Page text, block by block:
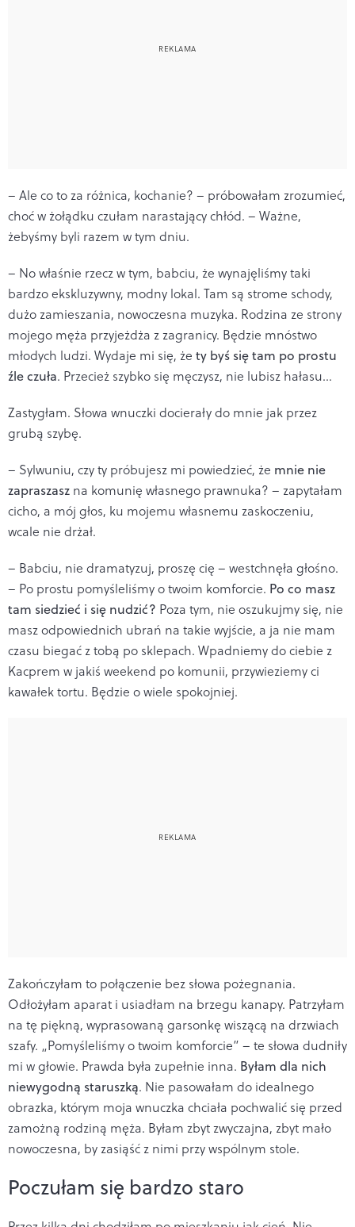
– Ale co to za różnica, kochanie? – próbowałam zrozumieć,
choć w żołądku czułam narastający chłód. – Ważne,
żebyśmy byli razem w tym dniu.
– No właśnie rzecz w tym, babciu, że wynajęliśmy taki
bardzo ekskluzywny, modny lokal. Tam są strome schody,
dużo zamieszania, nowoczesna muzyka. Rodzina ze strony
mojego męża przyjeżdża z zagranicy. Będzie mnóstwo
młodych ludzi. Wydaje mi się, że ty byś się tam po prostu
źle czuła. Przecież szybko się męczysz, nie lubisz hałasu...
Zastygłam. Słowa wnuczki docierały do mnie jak przez
grubą szybę.
– Sylwuniu, czy ty próbujesz mi powiedzieć, że mnie nie
zapraszasz na komunię własnego prawnuka? – zapytałam
cicho, a mój głos, ku mojemu własnemu zaskoczeniu,
wcale nie drżał.
– Babciu, nie dramatyzuj, proszę cię – westchnęła głośno.
– Po prostu pomyśleliśmy o twoim komforcie. Po co masz
tam siedzieć i się nudzić? Poza tym, nie oszukujmy się, nie
masz odpowiednich ubrań na takie wyjście, a ja nie mam
czasu biegać z tobą po sklepach. Wpadniemy do ciebie z
Kacprem w jakiś weekend po komunii, przywieziemy ci
kawałek tortu. Będzie o wiele spokojniej.
Zakończyłam to połączenie bez słowa pożegnania.
Odłożyłam aparat i usiadłam na brzegu kanapy. Patrzyłam
na tę piękną, wyprasowaną garsonkę wiszącą na drzwiach
szafy. „Pomyśleliśmy o twoim komforcie” – te słowa dudniły
mi w głowie. Prawda była zupełnie inna. Byłam dla nich
niewygodną staruszką. Nie pasowałam do idealnego
obrazka, którym moja wnuczka chciała pochwalić się przed
zamożną rodziną męża. Byłam zbyt zwyczajna, zbyt mało
nowoczesna, by zasiąść z nimi przy wspólnym stole.
Poczułam się bardzo staro